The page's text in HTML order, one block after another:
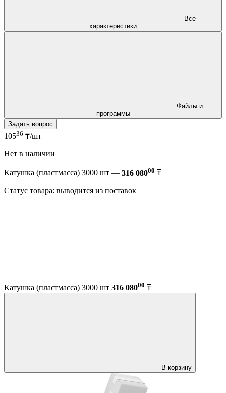
характеристики
программы
Задать вопрос
10536 ₸/шт
Нет в наличии
Катушка (пластмасса) 3000 шт — 316 08000 ₸
Статус товара: выводится из поставок
Катушка (пластмасса) 3000 шт 316 08000 ₸
В корзину